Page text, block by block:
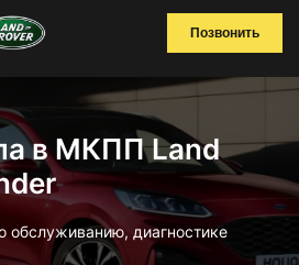
Позвонить
в МКПП Land
обслуживанию, диагностике